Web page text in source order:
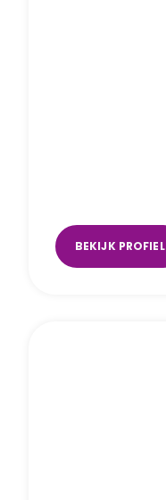
BEKIJK PROFIEL